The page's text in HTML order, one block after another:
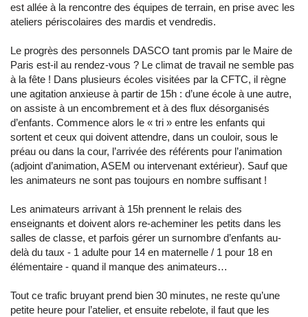
est allée à la rencontre des équipes de terrain, en prise avec les
ateliers périscolaires des mardis et vendredis.
Le progrès des personnels DASCO tant promis par le Maire de
Paris est-il au rendez-vous ? Le climat de travail ne semble pas
à la fête ! Dans plusieurs écoles visitées par la CFTC, il règne
une agitation anxieuse à partir de 15h : d’une école à une autre,
on assiste à un encombrement et à des flux désorganisés
d’enfants. Commence alors le « tri » entre les enfants qui
sortent et ceux qui doivent attendre, dans un couloir, sous le
préau ou dans la cour, l’arrivée des référents pour l’animation
(adjoint d’animation, ASEM ou intervenant extérieur). Sauf que
les animateurs ne sont pas toujours en nombre suffisant !
Les animateurs arrivant à 15h prennent le relais des
enseignants et doivent alors re-acheminer les petits dans les
salles de classe, et parfois gérer un surnombre d’enfants au-
delà du taux - 1 adulte pour 14 en maternelle / 1 pour 18 en
élémentaire - quand il manque des animateurs…
Tout ce trafic bruyant prend bien 30 minutes, ne reste qu’une
petite heure pour l’atelier, et ensuite rebelote, il faut que les